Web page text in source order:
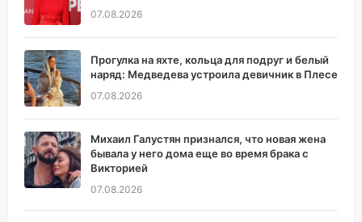
07.08.2026
Прогулка на яхте, кольца для подруг и белый
наряд: Медведева устроила девичник в Плесе
07.08.2026
Михаил Галустян признался, что новая жена
бывала у него дома еще во время брака с
Викторией
07.08.2026